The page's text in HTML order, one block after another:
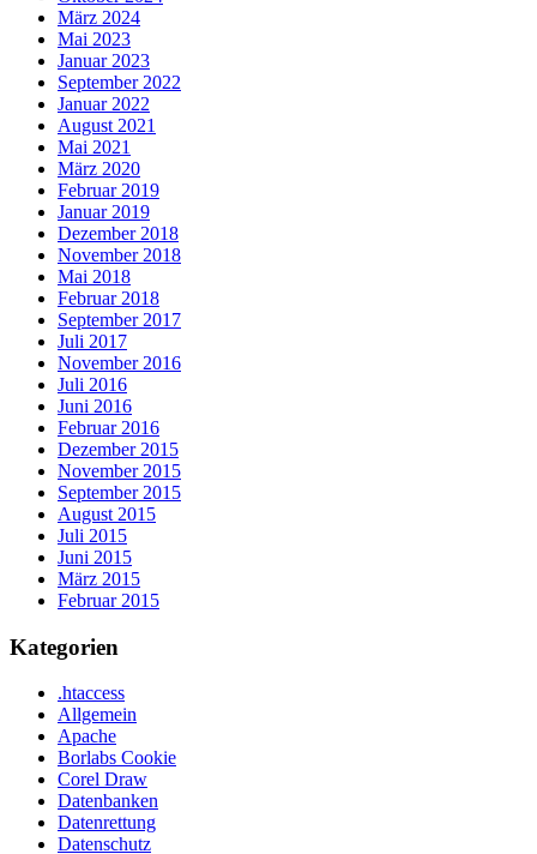
März 2024
Mai 2023
Januar 2023
September 2022
Januar 2022
August 2021
Mai 2021
März 2020
Februar 2019
Januar 2019
Dezember 2018
November 2018
Mai 2018
Februar 2018
September 2017
Juli 2017
November 2016
Juli 2016
Juni 2016
Februar 2016
Dezember 2015
November 2015
September 2015
August 2015
Juli 2015
Juni 2015
März 2015
Februar 2015
Kategorien
.htaccess
Allgemein
Apache
Borlabs Cookie
Corel Draw
Datenbanken
Datenrettung
Datenschutz